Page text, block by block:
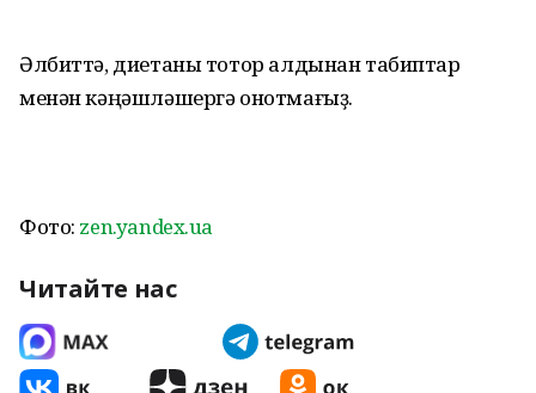
Әлбиттә, диетаны тотор алдынан табиптар
менән кәңәшләшергә онотмағыҙ.
Фото: zen.yandex.ua
Читайте нас